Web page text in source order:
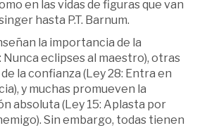
en las vidas de figuras que van
hasta P.T. Barnum.
la importancia de la
Nunca eclipses al maestro), otras
la confianza (Ley 28: Entra en
y muchas promueven la
absoluta (Ley 15: Aplasta por
Sin embargo, todas tienen